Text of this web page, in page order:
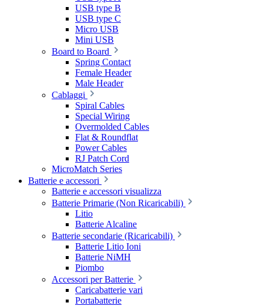
USB type B
USB type C
Micro USB
Mini USB
Board to Board
Spring Contact
Female Header
Male Header
Cablaggi
Spiral Cables
Special Wiring
Overmolded Cables
Flat & Roundflat
Power Cables
RJ Patch Cord
MicroMatch Series
Batterie e accessori
Batterie e accessori visualizza
Batterie Primarie (Non Ricaricabili)
Litio
Batterie Alcaline
Batterie secondarie (Ricaricabili)
Batterie Litio Ioni
Batterie NiMH
Piombo
Accessori per Batterie
Caricabatterie vari
Portabatterie